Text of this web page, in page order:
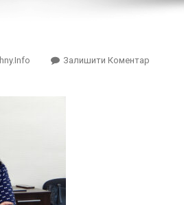
Залишити КоментарOn